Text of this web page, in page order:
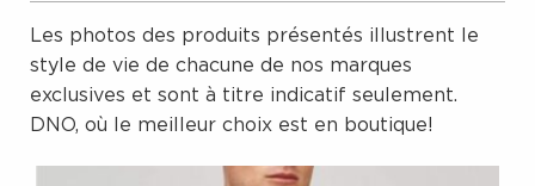
Les photos des produits présentés illustrent le
style de vie de chacune de nos marques
exclusives et sont à titre indicatif seulement.
DNO, où le meilleur choix est en boutique!